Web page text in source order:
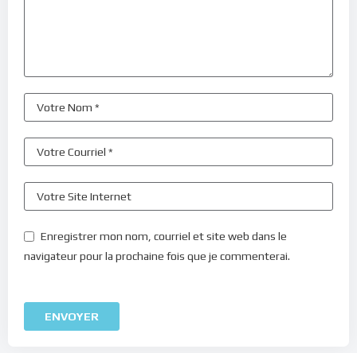
Enregistrer mon nom, courriel et site web dans le
navigateur pour la prochaine fois que je commenterai.